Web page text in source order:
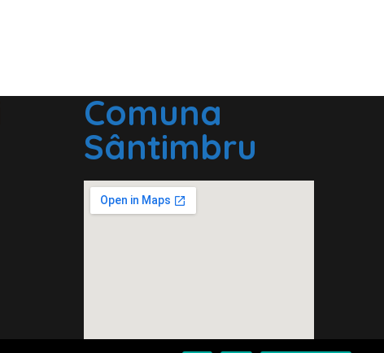
Comuna
Sântimbru